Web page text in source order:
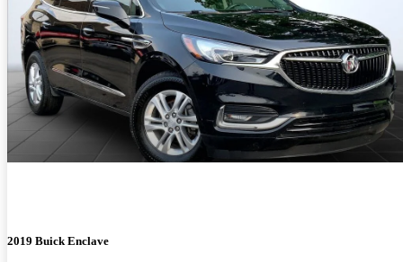
2019 Buick Enclave